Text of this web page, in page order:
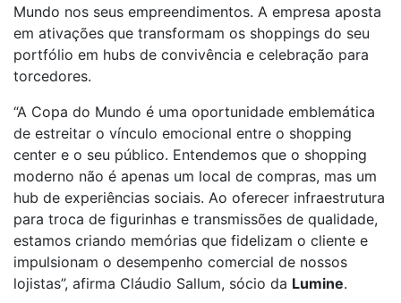
Mundo nos seus empreendimentos. A empresa aposta
em ativações que transformam os shoppings do seu
portfólio em hubs de convivência e celebração para
torcedores.
“A Copa do Mundo é uma oportunidade emblemática
de estreitar o vínculo emocional entre o shopping
center e o seu público. Entendemos que o shopping
moderno não é apenas um local de compras, mas um
hub de experiências sociais. Ao oferecer infraestrutura
para troca de figurinhas e transmissões de qualidade,
estamos criando memórias que fidelizam o cliente e
impulsionam o desempenho comercial de nossos
lojistas”, afirma Cláudio Sallum, sócio da Lumine.